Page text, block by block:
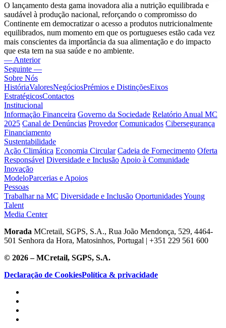
O lançamento desta gama inovadora alia a nutrição equilibrada e
saudável à produção nacional, reforçando o compromisso do
Continente em democratizar o acesso a produtos nutricionalmente
equilibrados, num momento em que os portugueses estão cada vez
mais conscientes da importância da sua alimentação e do impacto
que esta tem na sua saúde e no ambiente.
— Anterior
Seguinte —
Sobre Nós
HistóriaValoresNegóciosPrémios e DistinçõesEixos
EstratégicosContactos
Institucional
Informação Financeira Governo da Sociedade Relatório Anual MC
2025 Canal de Denúncias Provedor Comunicados Cibersegurança
Financiamento
Sustentabilidade
Ação Climática Economia Circular Cadeia de Fornecimento Oferta
Responsável Diversidade e Inclusão Apoio à Comunidade
Inovação
ModeloParcerias e Apoios
Pessoas
Trabalhar na MC Diversidade e Inclusão OportunidadesYoung
Talent
Media Center
Morada MCretail, SGPS, S.A., Rua João Mendonça, 529, 4464-
501 Senhora da Hora, Matosinhos, Portugal | +351 229 561 600
© 2026 – MCretail, SGPS, S.A.
Declaração de CookiesPolítica & privacidade